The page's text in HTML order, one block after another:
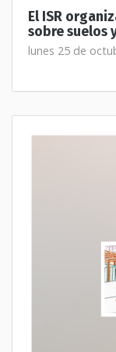
El ISR
sobre suelos
lunes 25 de